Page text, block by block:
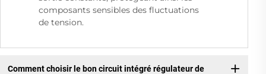
composants sensibles des fluctuations
de tension.
Comment choisir le bon circuit intégré régulateur de